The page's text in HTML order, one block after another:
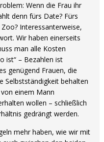
Wenn die Frau ihr
denn fürs Date? Fürs
Interessanterweise,
Wir haben einerseits
man alle Kosten
ist“ – Bezahlen ist
genügend Frauen, die
Selbstständigkeit behalten
einem Mann
wollen – schließlich
gedrängt werden.
mehr haben, wie wir mit